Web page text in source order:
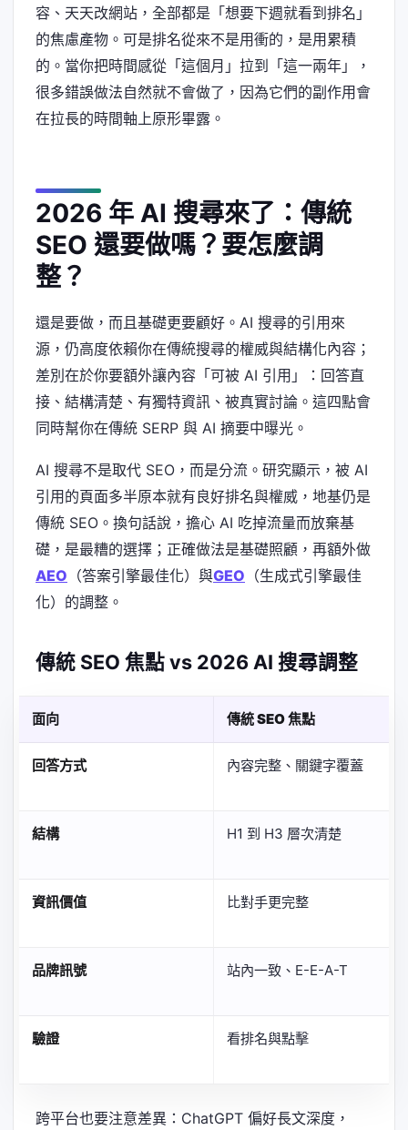
容、天天改網站，全部都是「想要下週就看到排名」
的焦慮產物。可是排名從來不是用衝的，是用累積
的。當你把時間感從「這個月」拉到「這一兩年」，
很多錯誤做法自然就不會做了，因為它們的副作用會
在拉長的時間軸上原形畢露。
2026 年 AI 搜尋來了：傳統
SEO 還要做嗎？要怎麼調
整？
還是要做，而且基礎更要顧好。AI 搜尋的引用來
源，仍高度依賴你在傳統搜尋的權威與結構化內容；
差別在於你要額外讓內容「可被 AI 引用」：回答直
接、結構清楚、有獨特資訊、被真實討論。這四點會
同時幫你在傳統 SERP 與 AI 摘要中曝光。
AI 搜尋不是取代 SEO，而是分流。研究顯示，被 AI
引用的頁面多半原本就有良好排名與權威，地基仍是
傳統 SEO。換句話說，擔心 AI 吃掉流量而放棄基
礎，是最糟的選擇；正確做法是基礎照顧，再額外做
AEO （答案引擎最佳化）與GEO （生成式引擎最佳
化）的調整。
傳統 SEO 焦點 vs 2026 AI 搜尋調整
面向 傳統 SEO 焦點
回答方式 內容完整、關鍵字覆蓋
結構 H1 到 H3 層次清楚
資訊價值 比對手更完整
品牌訊號 站內一致、E-E-A-T
驗證 看排名與點擊
跨平台也要注意差異：ChatGPT 偏好長文深度，